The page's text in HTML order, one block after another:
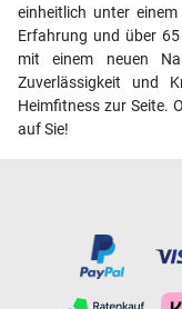
einheitlich unter
Erfahrung und über
mit einem neuen
Zuverlässigkeit und
Heimfitness zur Seite.
auf Sie!